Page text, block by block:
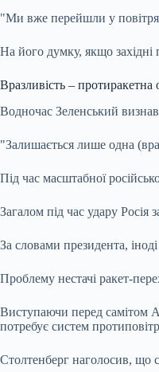
"Ми вже перейшли у
На його думку, якщо західні
Вразливість – протиракетна
Водночас Зеленський
"Залишається лише одна
Під час масштабної
Загалом під час удару
За словами президента,
Проблему нестачі ракет-
Виступаючи перед самітом
потребує систем
Столтенберг наголосив, що